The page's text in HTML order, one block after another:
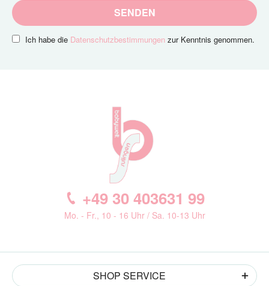
SENDEN
Ich habe die Datenschutzbestimmungen zur Kenntnis genommen.
+49 30 403631 99
Mo. - Fr., 10 - 16 Uhr / Sa. 10-13 Uhr
SHOP SERVICE